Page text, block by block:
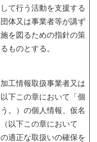
て行う活動を支援する
体又は事業者等が講ず
を図るための指針の策
ものとする。
工情報取扱事業者又は
下この章において「個
。）の個人情報、仮名
以下この章において
適正な取扱いの確保を